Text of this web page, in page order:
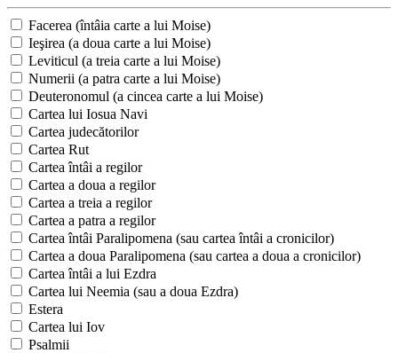
Facerea (întâia carte a lui Moise)
Ieşirea (a doua carte a lui Moise)
Leviticul (a treia carte a lui Moise)
Numerii (a patra carte a lui Moise)
Deuteronomul (a cincea carte a lui Moise)
Cartea lui Iosua Navi
Cartea judecătorilor
Cartea Rut
Cartea întâi a regilor
Cartea a doua a regilor
Cartea a treia a regilor
Cartea a patra a regilor
Cartea întâi Paralipomena (sau cartea întâi a cronicilor)
Cartea a doua Paralipomena (sau cartea a doua a cronicilor)
Cartea întâi a lui Ezdra
Cartea lui Neemia (sau a doua Ezdra)
Estera
Cartea lui Iov
Psalmii